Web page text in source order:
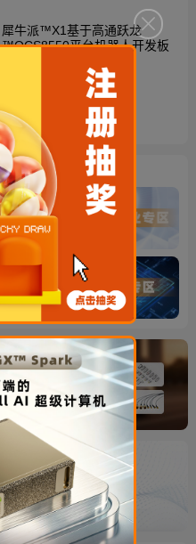
犀牛派™X1基于高通跃龙
™QCS8550平台机器人开发板